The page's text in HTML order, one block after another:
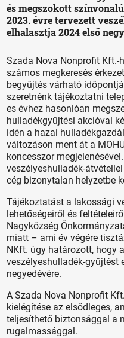
és megszokott
2023. évre tervezett
elhalasztja 2024 első
Szada Nova Nonprofit Kft.-
számos megkeresés
begyűjtés várható
szeretnénk tájékoztatni
es évhez hasonlóan
hulladékgyűjtési akcióval
idén a hazai
változáson ment át a
koncesszor
veszélyeshulladék-
cég bizonytalan helyzetbe
Tájékoztatást a lakossági
lehetőségeiről és
Nagyközség
miatt – ami év végére
NKft. úgy határozott, hogy
veszélyeshulladék-gyűjtést
negyedévére.
A Szada Nova Nonprofit
kielégítése az elsődleges,
teljesíthető biztonsággal a
rugalmassággal.